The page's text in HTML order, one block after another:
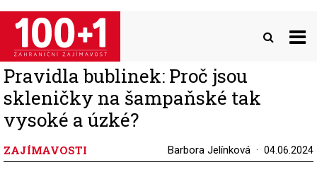
Přejít
hlavnímu
obsahu
Pravidla bublinek: Proč jsou
skleničky na šampaňské tak
vysoké a úzké?
ZAJÍMAVOSTI Barbora Jelínková 04.06.2024